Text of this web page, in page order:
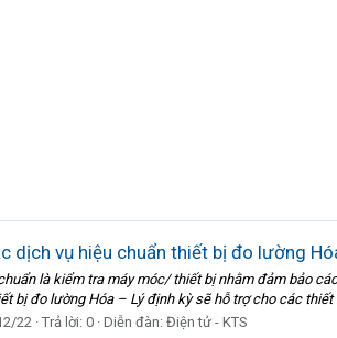
dịch vụ hiệu chuẩn thiết bị đo lường
là kiểm tra máy móc/ thiết bị nhằm đảm bảo
bị đo lường Hóa – Lý định kỳ sẽ hỗ trợ cho các
22 Trả lời: 0 Diễn đàn: Điện tử - KTS